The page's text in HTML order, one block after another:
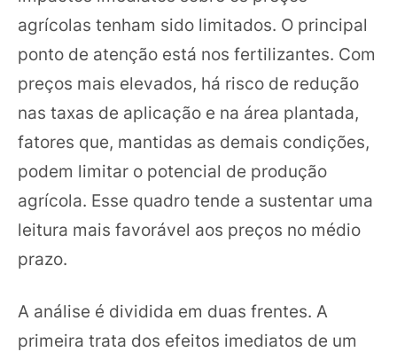
agrícolas tenham sido limitados. O principal
ponto de atenção está nos fertilizantes. Com
preços mais elevados, há risco de redução
nas taxas de aplicação e na área plantada,
fatores que, mantidas as demais condições,
podem limitar o potencial de produção
agrícola. Esse quadro tende a sustentar uma
leitura mais favorável aos preços no médio
prazo.
A análise é dividida em duas frentes. A
primeira trata dos efeitos imediatos de um